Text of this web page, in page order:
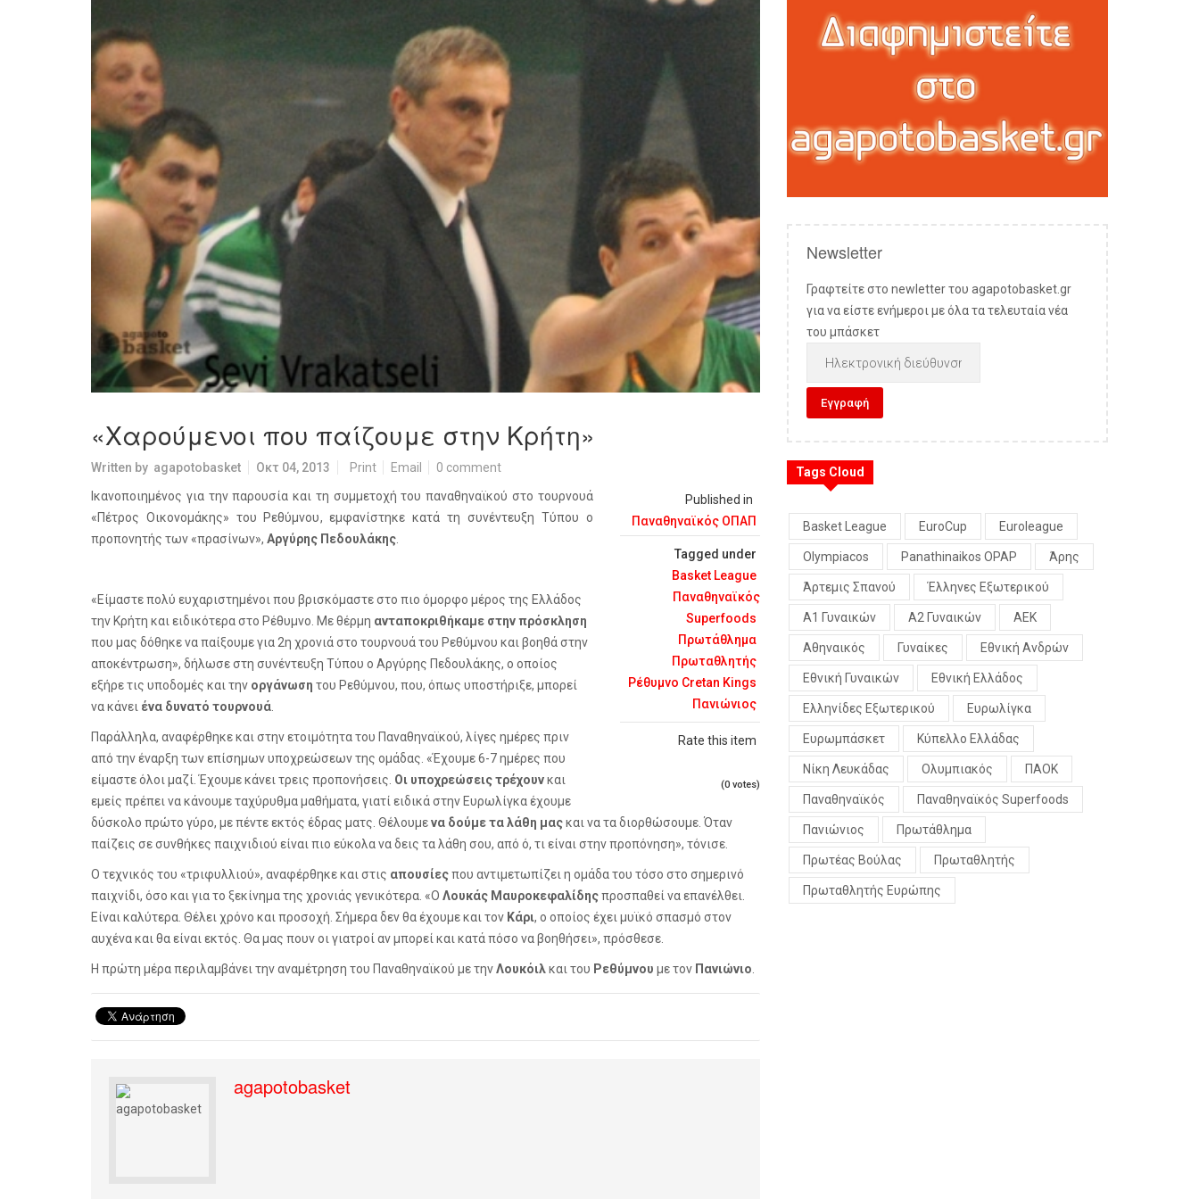
«Χαρούμενοι που παίζουμε στην Κρήτη»
Written by agapotobasket Οκτ 04, 2013 Print Email 0 comment
Published in
Παναθηναϊκός ΟΠΑΠ
Tagged under
Basket League
Παναθηναϊκός
Superfoods
Πρωτάθλημα
Πρωταθλητής
Ρέθυμνο Cretan Kings
Πανιώνιος
Rate this item
(0 votes)
Ικανοποιημένος για την παρουσία και τη συμμετοχή του παναθηναϊκού στο τουρνουά
«Πέτρος Οικονομάκης» του Ρεθύμνου, εμφανίστηκε κατά τη συνέντευξη Τύπου ο
προπονητής των «πρασίνων», Αργύρης Πεδουλάκης.
«Είμαστε πολύ ευχαριστημένοι που βρισκόμαστε στο πιο όμορφο μέρος της Ελλάδος
την Κρήτη και ειδικότερα στο Ρέθυμνο. Με θέρμη ανταποκριθήκαμε στην πρόσκληση
που μας δόθηκε να παίξουμε για 2η χρονιά στο τουρνουά του Ρεθύμνου και βοηθά στην
αποκέντρωση», δήλωσε στη συνέντευξη Τύπου ο Αργύρης Πεδουλάκης, ο οποίος
εξήρε τις υποδομές και την οργάνωση του Ρεθύμνου, που, όπως υποστήριξε, μπορεί
να κάνει ένα δυνατό τουρνουά.
Παράλληλα, αναφέρθηκε και στην ετοιμότητα του Παναθηναϊκού, λίγες ημέρες πριν
από την έναρξη των επίσημων υποχρεώσεων της ομάδας. «Έχουμε 6-7 ημέρες που
είμαστε όλοι μαζί. Έχουμε κάνει τρεις προπονήσεις. Οι υποχρεώσεις τρέχουνκαι
εμείς πρέπει να κάνουμε ταχύρυθμα μαθήματα, γιατί ειδικά στην Ευρωλίγκα έχουμε
δύσκολο πρώτο γύρο, με πέντε εκτός έδρας ματς. Θέλουμενα δούμε τα λάθη μαςκαι να τα διορθώσουμε. Όταν
παίζεις σε συνθήκες παιχνιδιού είναι πιο εύκολα να δεις τα λάθη σου, από ό, τι είναι στην προπόνηση», τόνισε.
Ο τεχνικός του «τριφυλλιού», αναφέρθηκε και στις απουσίεςπου αντιμετωπίζει η ομάδα του τόσο στο σημερινό
παιχνίδι, όσο και για το ξεκίνημα της χρονιάς γενικότερα. «Ο Λουκάς Μαυροκεφαλίδηςπροσπαθεί να επανέλθει.
Είναι καλύτερα. Θέλει χρόνο και προσοχή. Σήμερα δεν θα έχουμε και τον Κάρι, ο οποίος έχει μυϊκό σπασμό στον
αυχένα και θα είναι εκτός. Θα μας πουν οι γιατροί αν μπορεί και κατά πόσο να βοηθήσει», πρόσθεσε.
Η πρώτη μέρα περιλαμβάνει την αναμέτρηση του Παναθηναϊκού με τηνΛουκόιλκαι του Ρεθύμνου με τον Πανιώνιο.
agapotobasket
Newsletter
Γραφτείτε στο newletter του agapotobasket.gr
για να είστε ενήμεροι με όλα τα τελευταία νέα
του μπάσκετ
Tags Cloud
Basket League EuroCup Euroleague
Olympiacos Panathinaikos OPAP Άρης
Άρτεμις Σπανού Έλληνες Εξωτερικού
Α1 Γυναικών Α2 Γυναικών ΑΕΚ
Αθηναικός Γυναίκες Εθνική Ανδρών
Εθνική Γυναικών Εθνική Ελλάδος
Ελληνίδες Εξωτερικού Ευρωλίγκα
Ευρωμπάσκετ Κύπελλο Ελλάδας
Νίκη Λευκάδας Ολυμπιακός ΠΑΟΚ
Παναθηναϊκός Παναθηναϊκός Superfoods
Πανιώνιος Πρωτάθλημα
Πρωτέας Βούλας Πρωταθλητής
Πρωταθλητής Ευρώπης